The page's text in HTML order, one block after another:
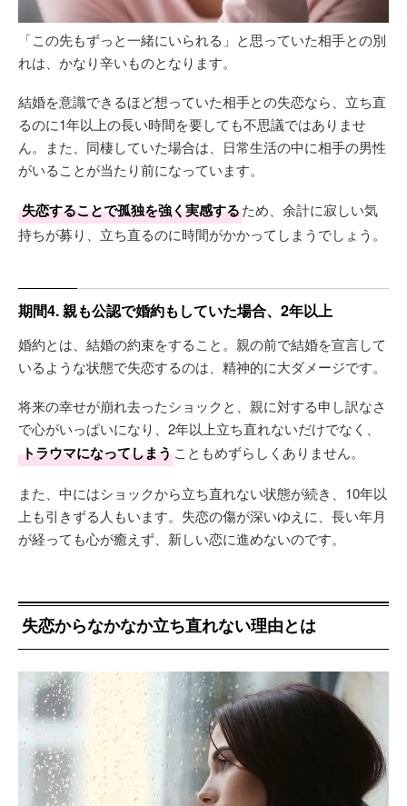
「この先もずっと一緒にいられる」と思っていた相手との別
れは、かなり辛いものとなります。
結婚を意識できるほど想っていた相手との失恋なら、立ち直
るのに1年以上の長い時間を要しても不思議ではありませ
ん。また、同棲していた場合は、日常生活の中に相手の男性
がいることが当たり前になっています。
失恋することで孤独を強く実感するため、余計に寂しい気
持ちが募り、立ち直るのに時間がかかってしまうでしょう。
期間4. 親も公認で婚約もしていた場合、2年以上
婚約とは、結婚の約束をすること。親の前で結婚を宣言して
いるような状態で失恋するのは、精神的に大ダメージです。
将来の幸せが崩れ去ったショックと、親に対する申し訳なさ
で心がいっぱいになり、2年以上立ち直れないだけでなく、
トラウマになってしまうこともめずらしくありません。
また、中にはショックから立ち直れない状態が続き、10年以
上も引きずる人もいます。失恋の傷が深いゆえに、長い年月
が経っても心が癒えず、新しい恋に進めないのです。
失恋からなかなか立ち直れない理由とは